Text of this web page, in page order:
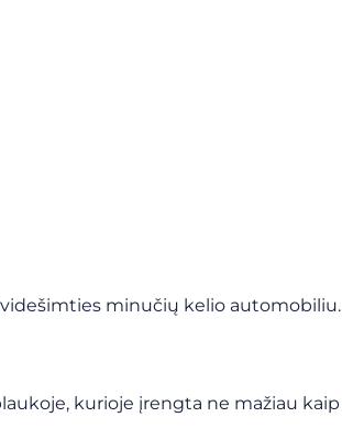
minučių kelio automobiliu.
kurioje įrengta ne mažiau kaip